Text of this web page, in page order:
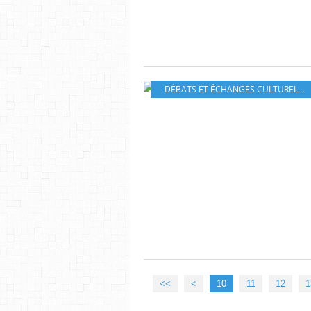
DÉBATS ET ÉCHANGES CULTURELS,
<< < 10 11 12